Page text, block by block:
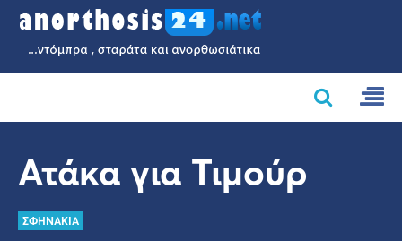
Ατάκα για Τιμούρ
ΣΦΗΝΑΚΙΑ